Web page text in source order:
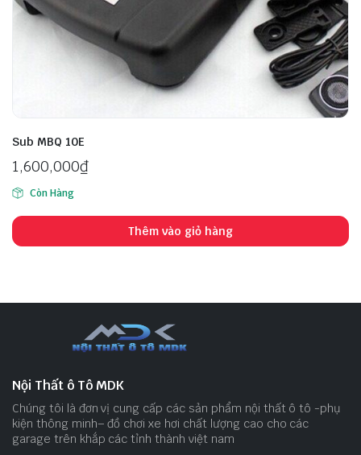
Sub MBQ 10E
1,600,000₫
Còn Hàng
Thêm vào giỏ hàng
Nội Thất ô Tô MDK
Chúng tôi là đơn vị cung cấp các sản phẩm nội thất ô tô -phụ
kiện thông minh– đồ chơi xe hơi chất lượng cao cho các
garage trên khắp các tỉnh thành việt nam